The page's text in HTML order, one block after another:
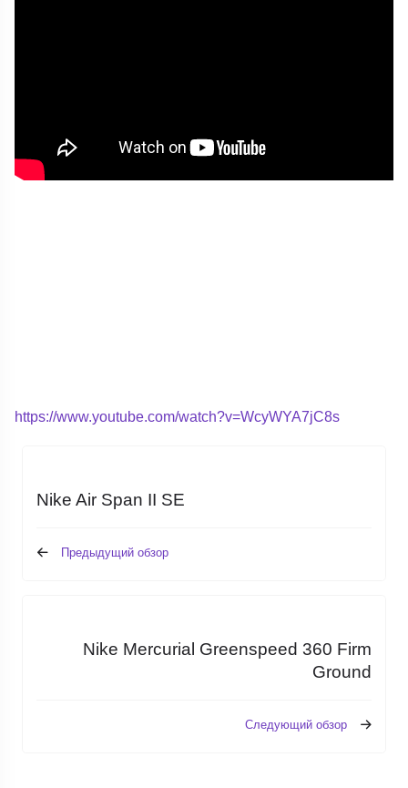
https://www.youtube.com/watch?v=WcyWYA7jC8s
Nike Air Span II SE
Предыдущий обзор
Nike Mercurial Greenspeed 360 Firm
Ground
Следующий обзор